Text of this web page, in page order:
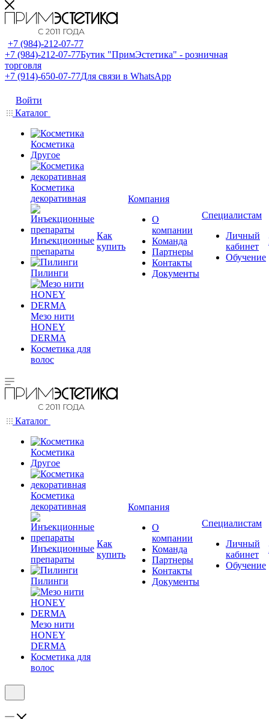
+7 (984)-212-07-77
+7 (984)-212-07-77Бутик "ПримЭстетика" - розничная
торговля
+7 (914)-650-07-77Для связи в WhatsApp
Войти
Каталог
Косметика
Другое
Косметика
декоративная
Инъекционные
препараты
Пилинги
Мезо нити
HONEY
DERMA
Косметика для
волос
Как
купить
Компания
О
компании
Команда
Партнеры
Контакты
Документы
Специалистам
Личный
кабинет
Обучение
Каталог
Косметика
Другое
Косметика
декоративная
Инъекционные
препараты
Пилинги
Мезо нити
HONEY
DERMA
Косметика для
волос
Как
купить
Компания
О
компании
Команда
Партнеры
Контакты
Документы
Специалистам
Личный
кабинет
Обучение